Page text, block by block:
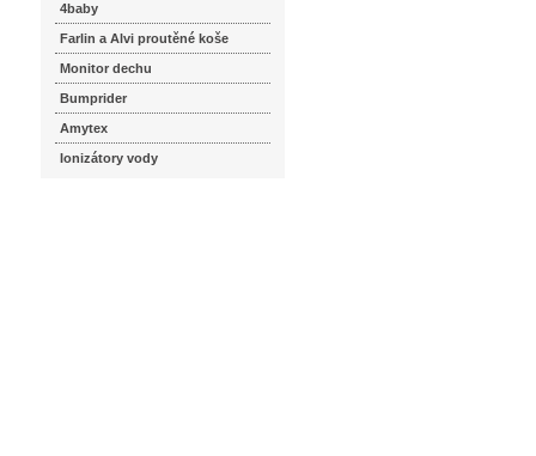
4baby
Farlin a Alvi proutěné koše
Monitor dechu
Bumprider
Amytex
Ionizátory vody